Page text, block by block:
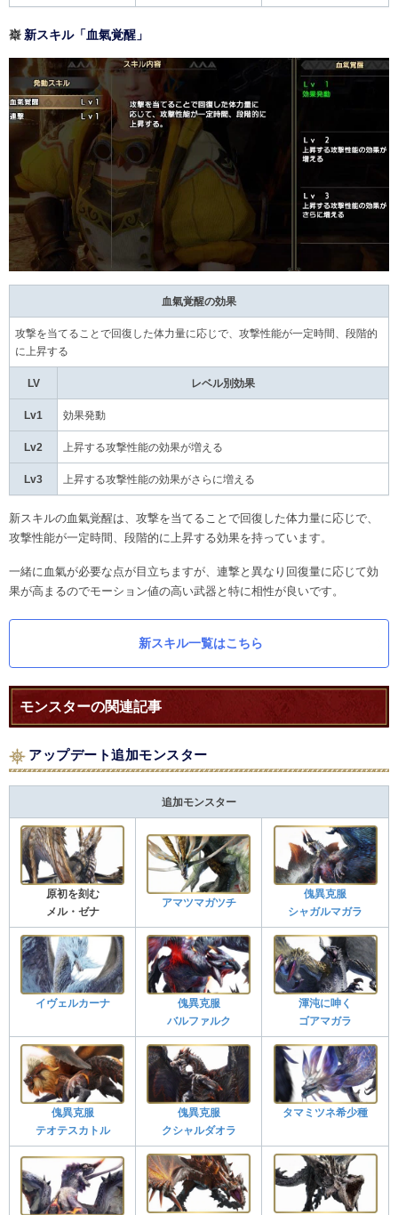
新スキル「血氣覚醒」
血氣覚醒の効果
攻撃を当てることで回復した体力量に応じで、攻撃性能が一定時間、段階的
に上昇する
LV レベル別効果
Lv1 効果発動
Lv2 上昇する攻撃性能の効果が増える
Lv3 上昇する攻撃性能の効果がさらに増える
新スキルの血氣覚醒は、攻撃を当てることで回復した体力量に応じで、
攻撃性能が一定時間、段階的に上昇する効果を持っています。
一緒に血氣が必要な点が目立ちますが、連撃と異なり回復量に応じて効
果が高まるのでモーション値の高い武器と特に相性が良いです。
新スキル一覧はこちら
モンスターの関連記事
アップデート追加モンスター
追加モンスター
原初を刻む
メル・ゼナ
アマツマガツチ
傀異克服
シャガルマガラ
イヴェルカーナ
傀異克服
バルファルク
渾沌に呻く
ゴアマガラ
傀異克服
テオテスカトル
傀異克服
クシャルダオラ
タマミツネ希少種